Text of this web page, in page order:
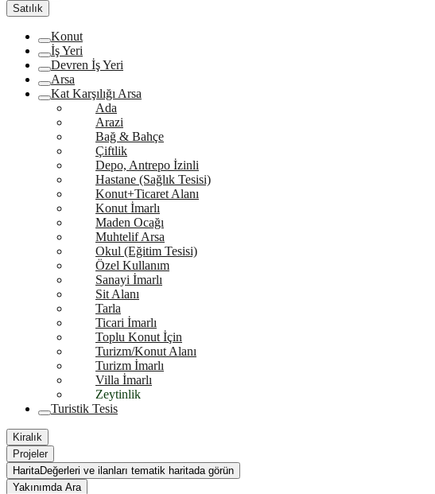
Satılık
Konut
İş Yeri
Devren İş Yeri
Arsa
Kat Karşılığı Arsa
Ada
Arazi
Bağ & Bahçe
Çiftlik
Depo, Antrepo İzinli
Hastane (Sağlık Tesisi)
Konut+Ticaret Alanı
Konut İmarlı
Maden Ocağı
Muhtelif Arsa
Okul (Eğitim Tesisi)
Özel Kullanım
Sanayi İmarlı
Sit Alanı
Tarla
Ticari İmarlı
Toplu Konut İçin
Turizm/Konut Alanı
Turizm İmarlı
Villa İmarlı
Zeytinlik
Turistik Tesis
Kiralık
Projeler
HaritaDeğerleri ve ilanları tematik haritada görün
Yakınımda Ara